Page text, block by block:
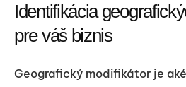
Identifikácia
pre váš biznis
Geografický modifikátor je